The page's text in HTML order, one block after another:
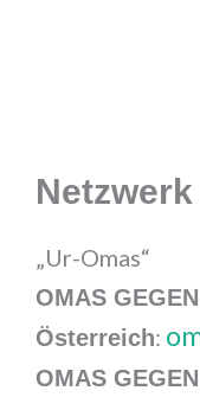
Netzwerk
„Ur-Omas“
OMAS
Österreich:
OMAS